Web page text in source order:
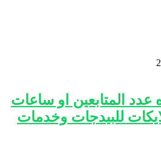
عدد المتابعين او ساعات
للبيدجات وخدمات